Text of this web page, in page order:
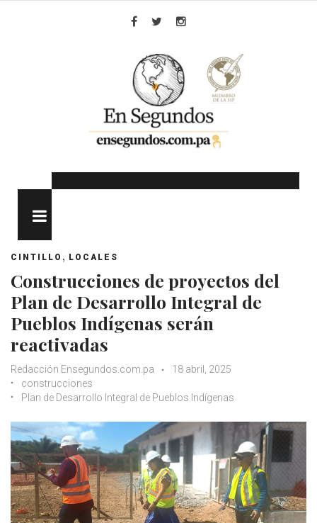
CINTILLO , LOCALES
Construcciones de proyectos del
Plan de Desarrollo Integral de
Pueblos Indígenas serán
reactivadas
Redacción Ensegundos.com.pa
18 abril, 2025
construcciones
Plan de Desarrollo Integral de Pueblos Indígenas